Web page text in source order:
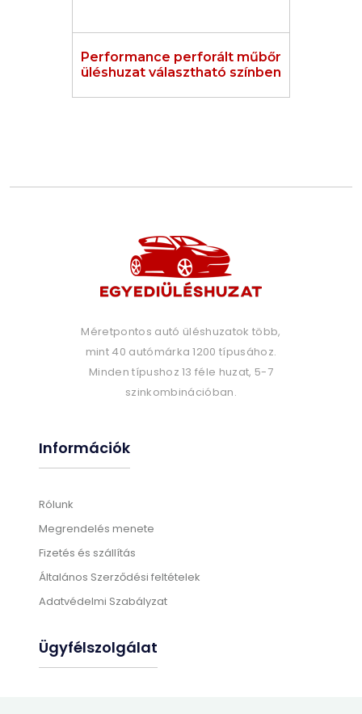
Performance perforált műbőr
üléshuzat választható színben
Méretpontos autó üléshuzatok több,
mint 40 autómárka 1200 típusához.
Minden típushoz 13 féle huzat, 5-7
szinkombinációban.
Információk
Rólunk
Megrendelés menete
Fizetés és szállítás
Általános Szerződési feltételek
Adatvédelmi Szabályzat
Ügyfélszolgálat